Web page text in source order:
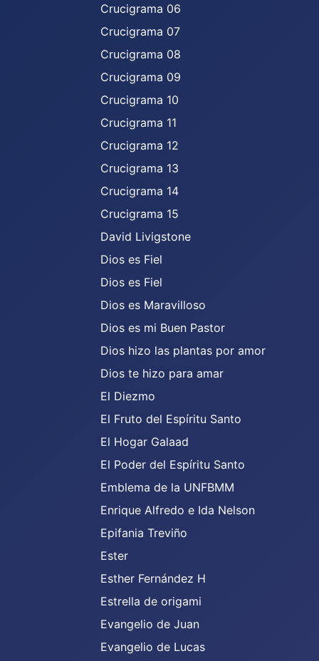
Crucigrama 06
Crucigrama 07
Crucigrama 08
Crucigrama 09
Crucigrama 10
Crucigrama 11
Crucigrama 12
Crucigrama 13
Crucigrama 14
Crucigrama 15
David Livigstone
Dios es Fiel
Dios es Fiel
Dios es Maravilloso
Dios es mi Buen Pastor
Dios hizo las plantas por amor
Dios te hizo para amar
El Diezmo
El Fruto del Espíritu Santo
El Hogar Galaad
El Poder del Espíritu Santo
Emblema de la UNFBMM
Enrique Alfredo e Ida Nelson
Epifania Treviño
Ester
Esther Fernández H
Estrella de origami
Evangelio de Juan
Evangelio de Lucas